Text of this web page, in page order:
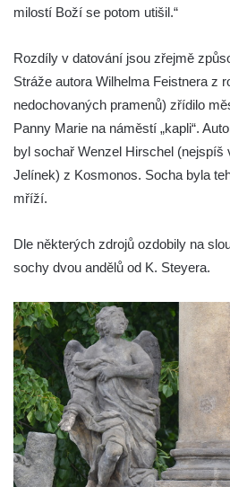
Sloup Panny Marie na Masarykově
Sloup svatého Václava u kostela
Šimona a Judy v Lenešicích
Sloup svatého Isidora u hřbitova
Rakovníku
Vladislava ve Velvarech
Sloup Nejsvětější Trojice v
čp. 174 na návsi v Podsedicích
Sloup svatého Floriána a svatého
v Pnětlukách u Podsedic
Sloup Panny Marie jižně od
Sloup svatého Jana
milostí Boží se potom utišil.“
Rozdíly v datování jsou zřejmě
Stráže autora Wilhelma Feistnera z
nedochovaných pramenů) zřídilo
Panny Marie na náměstí „kapli“.
byl sochař Wenzel Hirschel (nejspíš
Jelínek) z Kosmonos. Socha byla
mříží.
Dle některých zdrojů ozdobily na
sochy dvou andělů od K. Steyera.